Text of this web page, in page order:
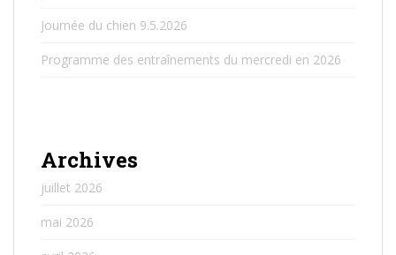
Journée du chien 9.5.2026
Programme des entraînements du mercredi en 2026
Archives
juillet 2026
mai 2026